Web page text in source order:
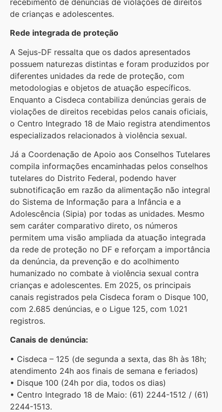
de crianças e adolescentes.
Rede integrada de proteção
A Sejus-DF ressalta que os dados apresentados
possuem naturezas distintas e foram produzidos por
diferentes unidades da rede de proteção, com
metodologias e objetos de atuação específicos.
Enquanto a Cisdeca contabiliza denúncias gerais de
violações de direitos recebidas pelos canais oficiais,
o Centro Integrado 18 de Maio registra atendimentos
especializados relacionados à violência sexual.
Já a Coordenação de Apoio aos Conselhos Tutelares
compila informações encaminhadas pelos conselhos
tutelares do Distrito Federal, podendo haver
subnotificação em razão da alimentação não integral
do Sistema de Informação para a Infância e a
Adolescência (Sipia) por todas as unidades. Mesmo
sem caráter comparativo direto, os números
permitem uma visão ampliada da atuação integrada
da rede de proteção no DF e reforçam a importância
da denúncia, da prevenção e do acolhimento
humanizado no combate à violência sexual contra
crianças e adolescentes. Em 2025, os principais
canais registrados pela Cisdeca foram o Disque 100,
com 2.685 denúncias, e o Ligue 125, com 1.021
registros.
Canais de denúncia:
• Cisdeca – 125 (de segunda a sexta, das 8h às 18h;
atendimento 24h aos finais de semana e feriados)
• Disque 100 (24h por dia, todos os dias)
• Centro Integrado 18 de Maio: (61) 2244-1512 / (61)
2244-1513.